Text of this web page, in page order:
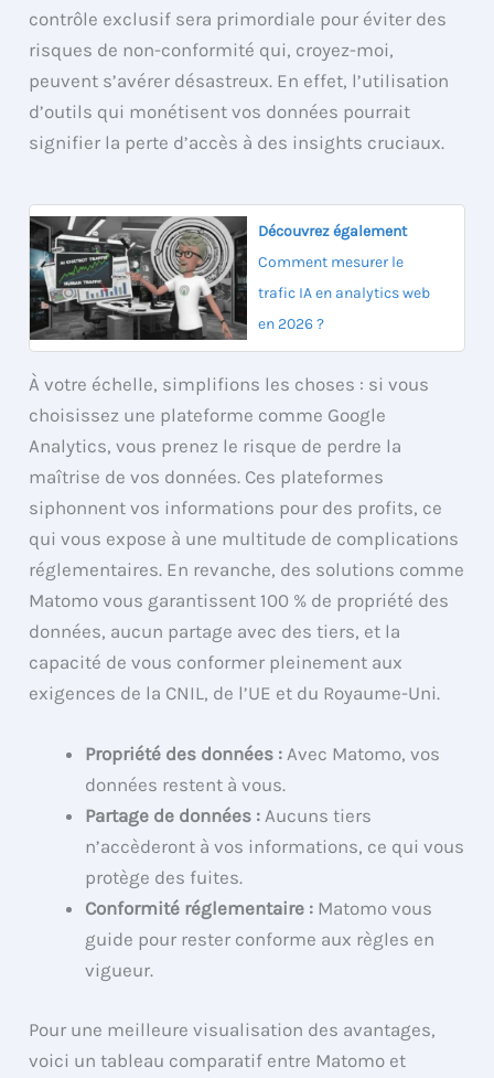
contrôle exclusif sera primordiale pour éviter des
risques de non-conformité qui, croyez-moi,
peuvent s’avérer désastreux. En effet, l’utilisation
d’outils qui monétisent vos données pourrait
signifier la perte d’accès à des insights cruciaux.
Découvrez également
Comment mesurer le
trafic IA en analytics web
en 2026 ?
À votre échelle, simplifions les choses : si vous
choisissez une plateforme comme Google
Analytics, vous prenez le risque de perdre la
maîtrise de vos données. Ces plateformes
siphonnent vos informations pour des profits, ce
qui vous expose à une multitude de complications
réglementaires. En revanche, des solutions comme
Matomo vous garantissent 100 % de propriété des
données, aucun partage avec des tiers, et la
capacité de vous conformer pleinement aux
exigences de la CNIL, de l’UE et du Royaume-Uni.
Propriété des données : Avec Matomo, vos
données restent à vous.
Partage de données : Aucuns tiers
n’accèderont à vos informations, ce qui vous
protège des fuites.
Conformité réglementaire : Matomo vous
guide pour rester conforme aux règles en
vigueur.
Pour une meilleure visualisation des avantages,
voici un tableau comparatif entre Matomo et